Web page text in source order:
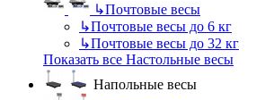
↳Почтовые весы
↳Почтовые весы до 6 кг
↳Почтовые весы до 32 кг
Показать все Настольные весы
Напольные весы